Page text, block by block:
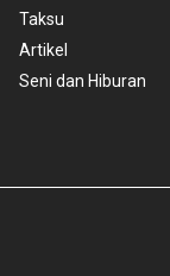
Taksu
Artikel
Seni dan Hiburan